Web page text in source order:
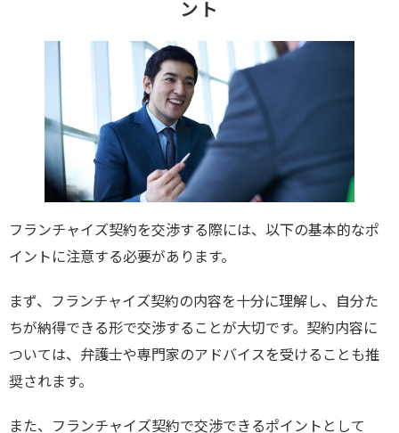
ント
フランチャイズ契約を交渉する際には、以下の基本的なポ
イントに注意する必要があります。
まず、フランチャイズ契約の内容を十分に理解し、自分た
ちが納得できる形で交渉することが大切です。契約内容に
ついては、弁護士や専門家のアドバイスを受けることも推
奨されます。
また、フランチャイズ契約で交渉できるポイントとして